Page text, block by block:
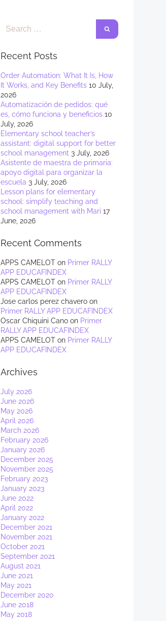
Recent Posts
Order Automation: What It Is, How
It Works, and Key Benefits 10 July,
2026
Automatización de pedidos: qué
es, cómo funciona y beneficios 10
July, 2026
Elementary school teacher’s
assistant: digital support for better
school management 3 July, 2026
Asistente de maestra de primaria:
apoyo digital para organizar la
escuela 3 July, 2026
Lesson plans for elementary
school: simplify teaching and
school management with Mari 17
June, 2026
Recent Comments
APPS CAMELOT on Primer RALLY
APP EDUCAFINDEX
APPS CAMELOT on Primer RALLY
APP EDUCAFINDEX
Jose carlos perez chavero on
Primer RALLY APP EDUCAFINDEX
Oscar Chiquini Cano on Primer
RALLY APP EDUCAFINDEX
APPS CAMELOT on Primer RALLY
APP EDUCAFINDEX
Archives
July 2026
June 2026
May 2026
April 2026
March 2026
February 2026
January 2026
December 2025
November 2025
February 2023
January 2023
June 2022
April 2022
January 2022
December 2021
November 2021
October 2021
September 2021
August 2021
June 2021
May 2021
December 2020
June 2018
May 2018